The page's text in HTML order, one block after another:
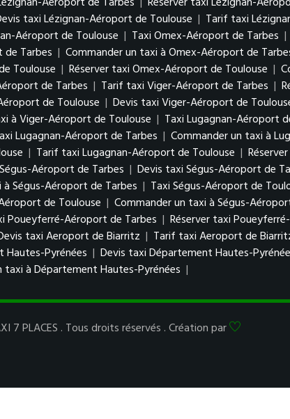
taxi Lézignan-Aéroport de Toulouse | Tarif taxi
Aéroport de Toulouse | Taxi Omex-Aéroport de Tarbes |
Tarbes | Commander un taxi à Omex-Aéroport de
Toulouse | Réserver taxi Omex-Aéroport de Toulouse |
de Tarbes | Tarif taxi Viger-Aéroport de Tarbes |
de Toulouse | Devis taxi Viger-Aéroport de
à Viger-Aéroport de Toulouse | Taxi Lugagnan-Aéroport
Lugagnan-Aéroport de Tarbes | Commander un taxi à
| Tarif taxi Lugagnan-Aéroport de Toulouse |
Aéroport de Tarbes | Devis taxi Ségus-Aéroport de
Ségus-Aéroport de Tarbes | Taxi Ségus-Aéroport de
de Toulouse | Commander un taxi à Ségus-
Poueyferré-Aéroport de Tarbes | Réserver taxi
taxi Aeroport de Biarritz | Tarif taxi Aeroport de
Hautes-Pyrénées | Devis taxi Département Hautes-
taxi à Département Hautes-Pyrénées |
7 PLACES . Tous droits réservés . Création par